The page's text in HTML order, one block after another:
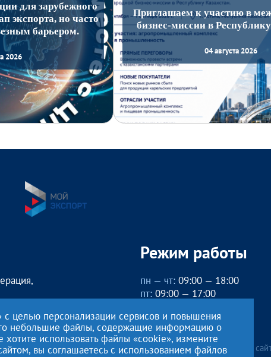
для зарубежного
экспорта, но часто
барьером.
2026
Приглашаем к участию в
бизнес-миссии в
04 августа 2026
офис 2
Режим работы
пн — чт: 09:00 — 18:00
пт: 09:00 — 17:00
сб, вс— выходные
cookies для хранения данных. Продолжая использовать данный
целью персонализации сервисов и повышения
небольшие файлы, содержащие информацию о
использовать файлы «cookie», измените
вы соглашаетесь с использованием файлов